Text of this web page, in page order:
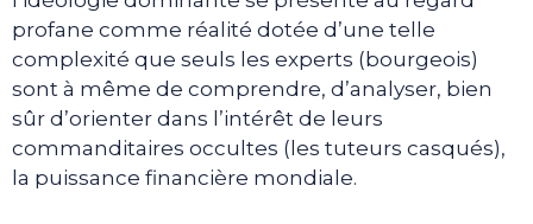
profane comme réalité dotée d’une telle
complexité que seuls les experts (bourgeois)
sont à même de comprendre, d’analyser, bien
sûr d’orienter dans l’intérêt de leurs
commanditaires occultes (les tuteurs casqués),
la puissance financière mondiale.